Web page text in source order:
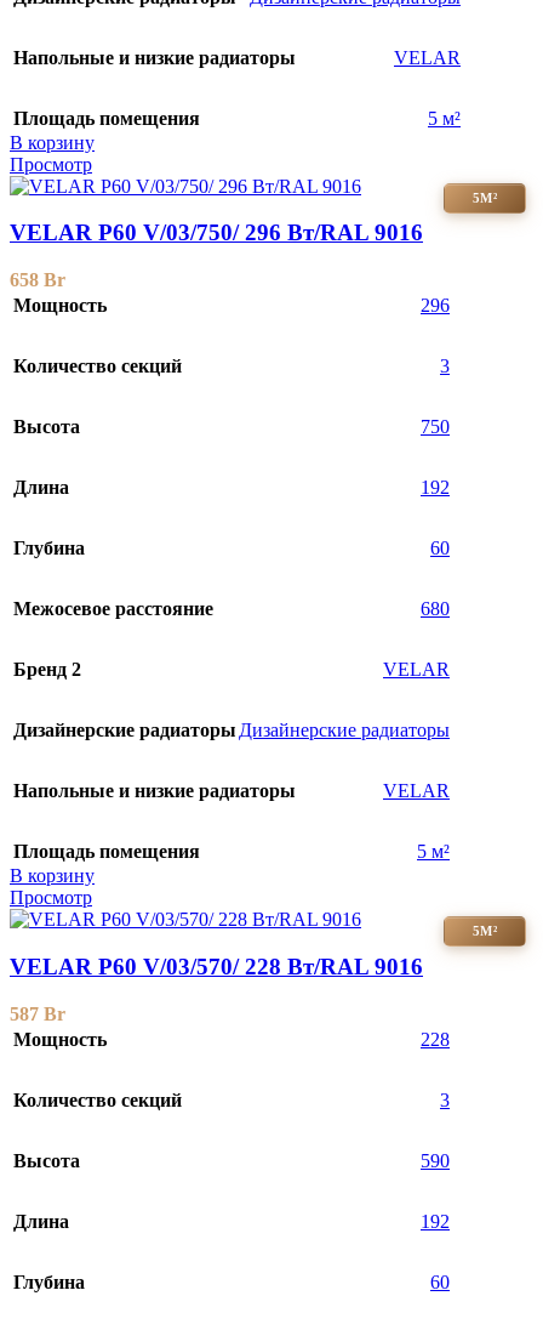
Напольные и низкие радиаторы VELAR
Площадь помещения
5 м²
В корзину
Просмотр
5М²
VELAR P60 V/03/750/ 296 Bт/RAL 9016
658 Br
Мощность
296
Количество секций 3
Высота 750
Длина 192
Глубина 60
Межосевое расстояние 680
Бренд 2 VELAR
Дизайнерские радиаторы Дизайнерские радиаторы
Напольные и низкие радиаторы VELAR
Площадь помещения
5 м²
В корзину
Просмотр
5М²
VELAR P60 V/03/570/ 228 Bт/RAL 9016
587 Br
Мощность
228
Количество секций 3
Высота 590
Длина 192
Глубина 60